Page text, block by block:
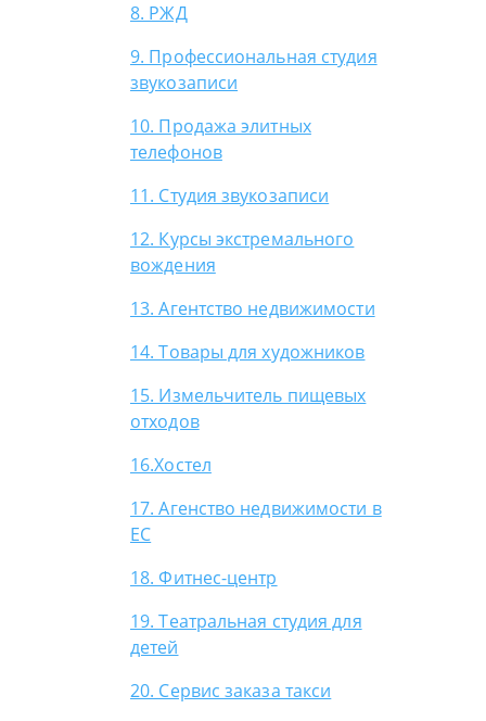
8. РЖД
9. Профессиональная студия
звукозаписи
10. Продажа элитных
телефонов
11. Студия звукозаписи
12. Курсы экстремального
вождения
13. Агентство недвижимости
14. Товары для художников
15. Измельчитель пищевых
отходов
16.Хостел
17. Агенство недвижимости в
ЕС
18. Фитнес-центр
19. Театральная студия для
детей
20. Сервис заказа такси